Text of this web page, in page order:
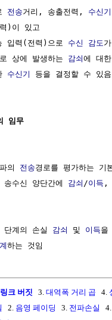
전송거리, 송출전력, 수신기
)이 있고
입력(전력)으로
수신 감도
상에 발생하는 감쇠에 대
수신기 등을 결정할 수 있음
임무
의 전송경로를 평가하는
수신 양단간에 감쇠 /이득 ,
단계의 손실
감쇠 및 이득
링크 버짓 3. 대역폭 거리 곱 4.
2. 음영 페이딩 3. 전파손실